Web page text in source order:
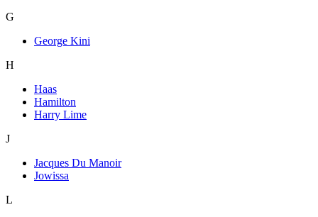
G
George Kini
H
Haas
Hamilton
Harry Lime
J
Jacques Du Manoir
Jowissa
L